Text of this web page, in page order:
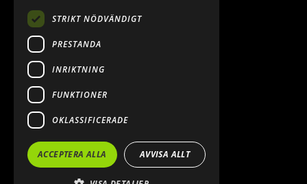
STRIKT NÖDVÄNDIGT
PRESTANDA
INRIKTNING
FUNKTIONER
OKLASSIFICERADE
ACCEPTERA ALLA AVVISA ALLT